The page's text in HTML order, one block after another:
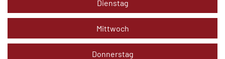
Dienstag
Mittwoch
Donnerstag